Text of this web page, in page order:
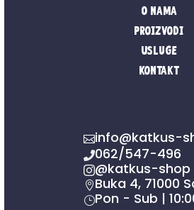
O nama
Proizvodi
Usluge
Kontakt
info@katkus-
062/547-496
@katkus-shop
Buka 4, 71000
}Pon - Sub |